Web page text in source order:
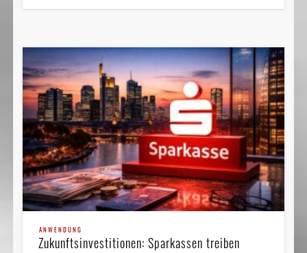
ANWENDUNG
Zukunftsinvestitionen: Sparkassen treiben